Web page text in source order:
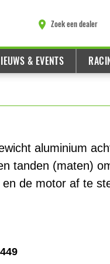
Zoek een dealer
& EVENTS
aluminium
tanden (maten)
de motor af te